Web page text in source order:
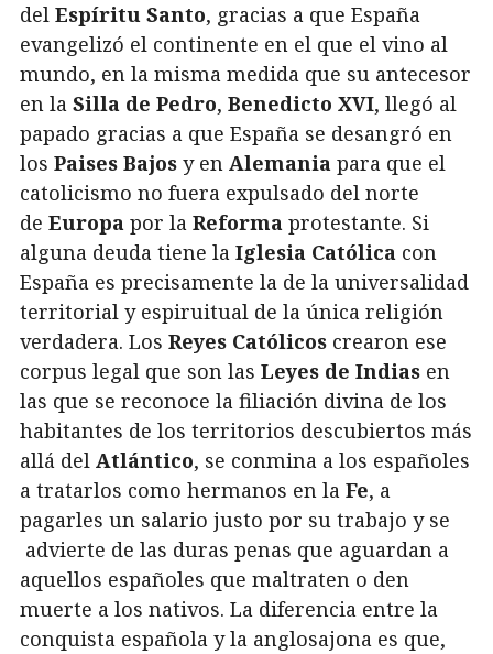
del Espíritu Santo, gracias a que España
evangelizó el continente en el que el vino al
mundo, en la misma medida que su antecesor
en la Silla de Pedro, Benedicto XVI, llegó al
papado gracias a que España se desangró en
los Paises Bajos y en Alemania para que el
catolicismo no fuera expulsado del norte
de Europa por la Reforma protestante. Si
alguna deuda tiene la Iglesia Católica con
España es precisamente la de la universalidad
territorial y espiruitual de la única religión
verdadera. Los Reyes Católicos crearon ese
corpus legal que son las Leyes de Indias en
las que se reconoce la filiación divina de los
habitantes de los territorios descubiertos más
allá del Atlántico, se conmina a los españoles
a tratarlos como hermanos en la Fe, a
pagarles un salario justo por su trabajo y se
advierte de las duras penas que aguardan a
aquellos españoles que maltraten o den
muerte a los nativos. La diferencia entre la
conquista española y la anglosajona es que,